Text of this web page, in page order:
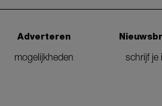
Adverteren
mogelijkheden
schrijf je